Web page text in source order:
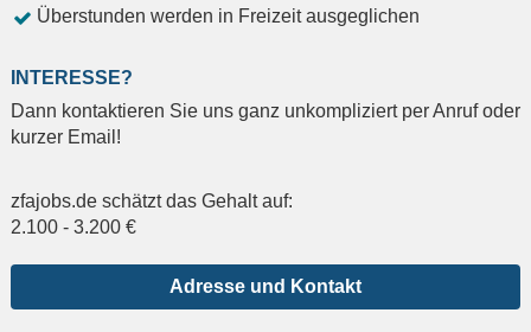
Überstunden werden in Freizeit ausgeglichen
INTERESSE?
Dann kontaktieren Sie uns ganz unkompliziert per Anruf oder
kurzer Email!
zfajobs.de schätzt das Gehalt auf:
2.100 - 3.200 €
Adresse und Kontakt